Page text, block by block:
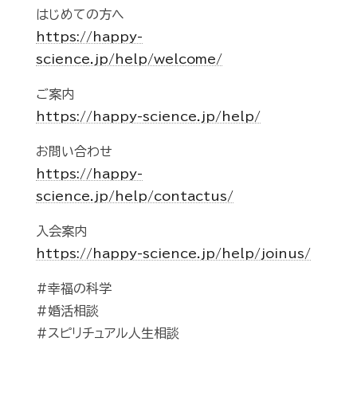
はじめての方へ
https://happy-
science.jp/help/welcome/
ご案内
https://happy-science.jp/help/
お問い合わせ
https://happy-
science.jp/help/contactus/
入会案内
https://happy-science.jp/help/joinus/
#幸福の科学
#婚活相談
#スピリチュアル人生相談